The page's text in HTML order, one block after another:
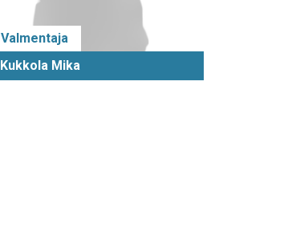
Valmentaja
Kukkola Mika